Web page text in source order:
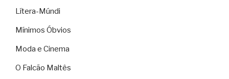
Lítera-Múndi
Mínimos Óbvios
Moda e Cinema
O Falcão Maltês